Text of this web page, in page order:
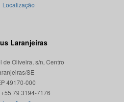
Localização
Laranjeiras
de Oliveira, s/n, Centro
SE
49170-000